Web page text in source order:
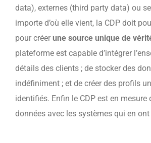
data), externes (third party data) ou
importe d’où elle vient, la CDP doit
pour créerune source unique de
plateforme est capable d’intégrer
détails des clients ; de stocker des
indéfiniment ; et de créer des profils
identifiés. Enfin le CDP est en mesure
données avec les systèmes qui en